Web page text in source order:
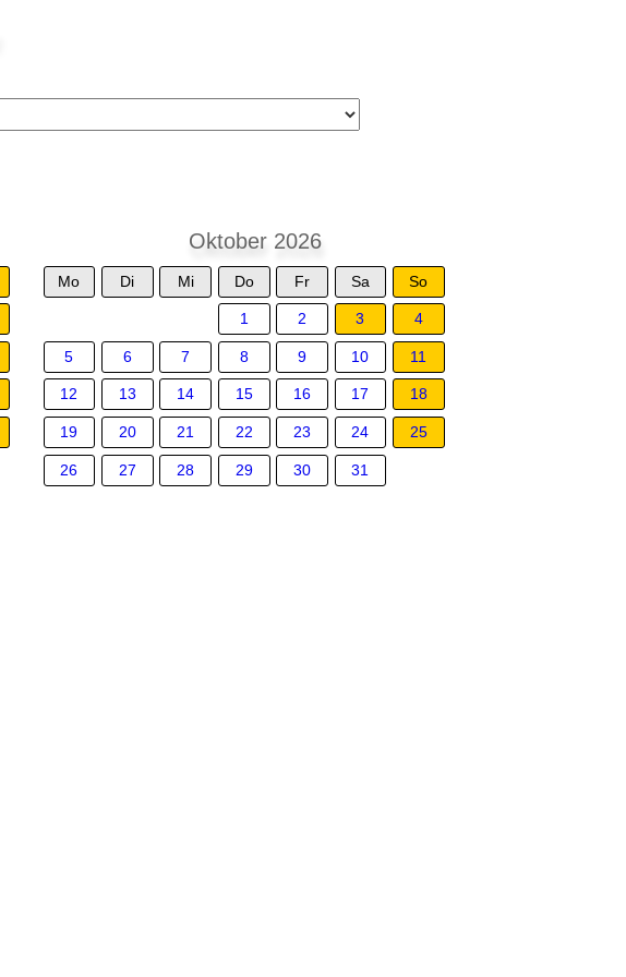
Oktober 2026
Mo Di Mi Do Fr Sa So
1 2 3 4
5 6 7 8 9 10 11
12 13 14 15 16 17 18
19 20 21 22 23 24 25
26 27 28 29 30 31